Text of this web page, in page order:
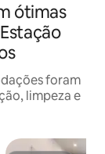
ótimas
foram
limpeza e